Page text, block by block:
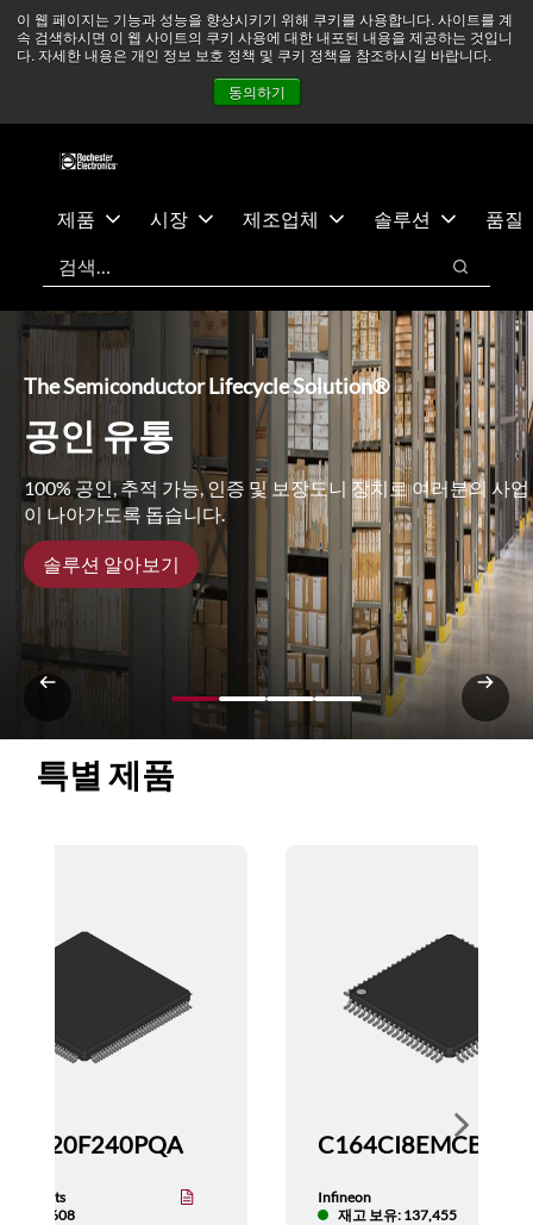
이 웹 페이지는 기능과 성능을 향상시키기 위해 쿠키를 사용합니다. 사이트를 계
속 검색하시면 이 웹 사이트의 쿠키 사용에 대한 내포된 내용을 제공하는 것입니
다. 자세한 내용은 개인 정보 보호 정책 및 쿠키 정책을 참조하시길 바랍니다.
동의하기
츠
건
중동 지역 상황을 지속적으로 주시하고 있으며, 모든 서비스는
정상적으로 운영되고 있습니다. 더 읽어보기 →
뉴스
문의하기
제품 시장 제조업체 솔루션
품질
검색
검색
The Semiconductor Lifecycle Solution®
공인 유통
100% 공인, 추적 가능, 인증 및 보장도니 장치로 여러분의 사업
이 나아가도록 돕습니다.
솔루션 알아보기
특별 제품
보유: 5,608
Infineon
재고 보유: 137,455
Show